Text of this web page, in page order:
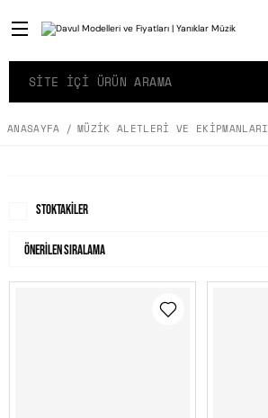
ANASAYFA MÜZIK ALETLERI VE EKIPMANLARI
Stoktakiler